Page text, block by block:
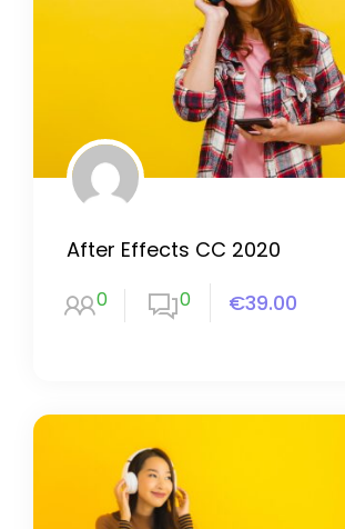
After Effects CC 2020
0 0 €39.00